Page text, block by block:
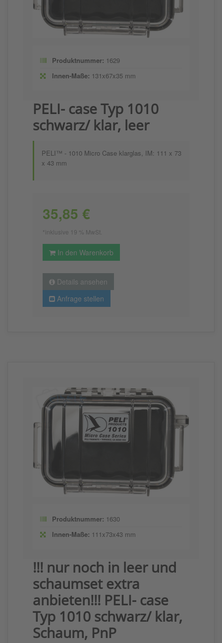
Produktnummer: 1629
Innen-Maße: 131x67x35 mm
PELI- case Typ 1010
schwarz/ klar, leer
PELI™ - 1010 Micro Case klarglas, IM: 111 x 73
x 43 mm
35,85 €
*inklusive 19 % MwSt.
In den Warenkorb
Details ansehen
Anfrage stellen
Produktnummer: 1630
Innen-Maße: 111x73x43 mm
!!! nur noch in leer und
schaumset extra
anbieten!!! PELI- case
Typ 1010 schwarz/ klar,
Schaum, PnP